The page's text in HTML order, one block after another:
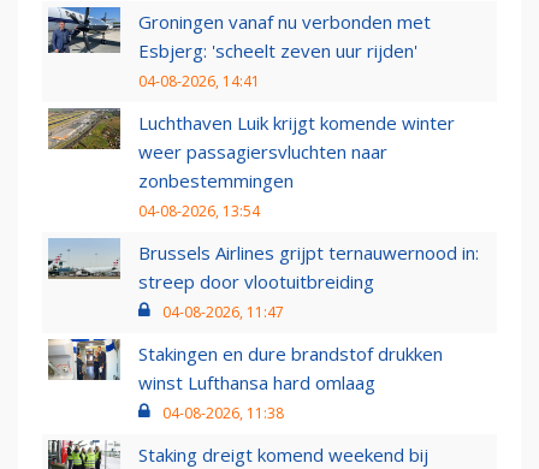
Groningen vanaf nu verbonden met
Esbjerg: 'scheelt zeven uur rijden'
04-08-2026, 14:41
Luchthaven Luik krijgt komende winter
weer passagiersvluchten naar
zonbestemmingen
04-08-2026, 13:54
Brussels Airlines grijpt ternauwernood in:
streep door vlootuitbreiding
04-08-2026, 11:47
Stakingen en dure brandstof drukken
winst Lufthansa hard omlaag
04-08-2026, 11:38
Staking dreigt komend weekend bij